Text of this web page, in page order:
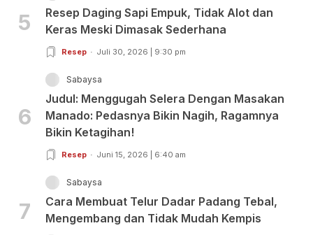
5
Resep Daging Sapi Empuk, Tidak Alot dan
Keras Meski Dimasak Sederhana
Resep Juli 30, 2026 | 9:30 pm
6
Sabaysa
Judul: Menggugah Selera Dengan Masakan
Manado: Pedasnya Bikin Nagih, Ragamnya
Bikin Ketagihan!
Resep Juni 15, 2026 | 6:40 am
7
Sabaysa
Cara Membuat Telur Dadar Padang Tebal,
Mengembang dan Tidak Mudah Kempis